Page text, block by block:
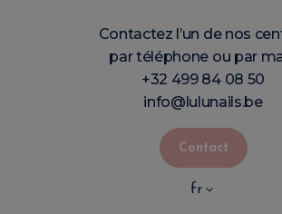
Contactez l’un de nos
par téléphone ou par
+32 499 84 08 50
info@lulunails.be
Contact
fr